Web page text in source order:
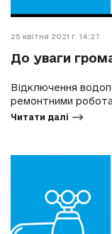
25 квітня 2021 г. 14:27
До уваги
Відключення
ремонтними
Читати далі